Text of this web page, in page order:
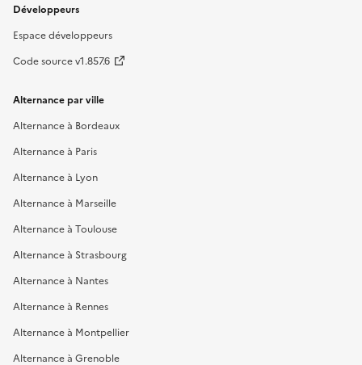
Développeurs
Espace développeurs
Code source v1.857.6
Alternance par ville
Alternance à Bordeaux
Alternance à Paris
Alternance à Lyon
Alternance à Marseille
Alternance à Toulouse
Alternance à Strasbourg
Alternance à Nantes
Alternance à Rennes
Alternance à Montpellier
Alternance à Grenoble